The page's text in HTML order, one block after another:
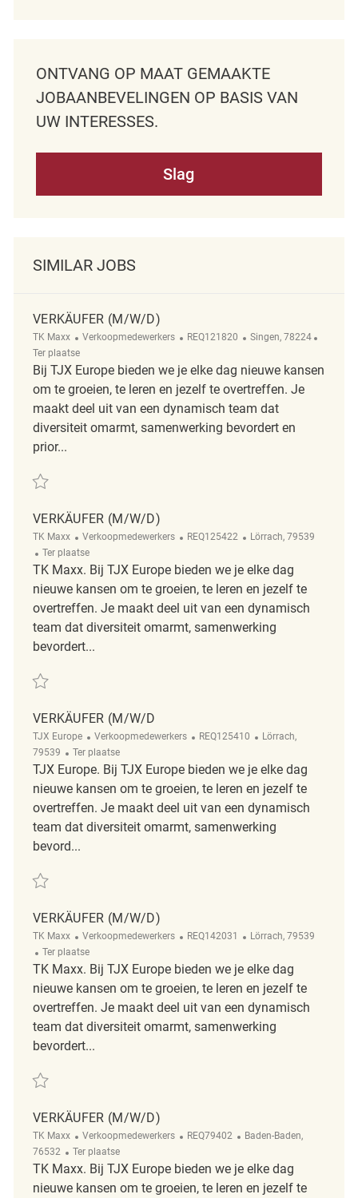
ONTVANG OP MAAT GEMAAKTE
JOBAANBEVELINGEN OP BASIS VAN
UW INTERESSES.
Slag
SIMILAR JOBS
VERKÄUFER (M/W/D)
TK Maxx Categorie
Verkoopmedewerkers ReqId
REQ121820 Plaats
Singen, 78224
Ter plaatse
Bij TJX Europe bieden we je elke dag nieuwe kansen
om te groeien, te leren en jezelf te overtreffen. Je
maakt deel uit van een dynamisch team dat
diversiteit omarmt, samenwerking bevordert en
prior...
Redden Verkäufer (m/w/d) REQ121820
VERKÄUFER (M/W/D)
TK Maxx Categorie
Verkoopmedewerkers ReqId
REQ125422 Plaats
Lörrach, 79539
Afgelegen
Ter plaatse
TK Maxx. Bij TJX Europe bieden we je elke dag
nieuwe kansen om te groeien, te leren en jezelf te
overtreffen. Je maakt deel uit van een dynamisch
team dat diversiteit omarmt, samenwerking
bevordert...
Redden Verkäufer (m/w/d) REQ125422
VERKÄUFER (M/W/D
TJX Europe Categorie
Verkoopmedewerkers ReqId
REQ125410 Plaats
Lörrach,
79539
Afgelegen
Ter plaatse
TJX Europe. Bij TJX Europe bieden we je elke dag
nieuwe kansen om te groeien, te leren en jezelf te
overtreffen. Je maakt deel uit van een dynamisch
team dat diversiteit omarmt, samenwerking
bevord...
Redden Verkäufer (m/w/d REQ125410
VERKÄUFER (M/W/D)
TK Maxx Categorie
Verkoopmedewerkers ReqId
REQ142031 Plaats
Lörrach, 79539
Afgelegen
Ter plaatse
TK Maxx. Bij TJX Europe bieden we je elke dag
nieuwe kansen om te groeien, te leren en jezelf te
overtreffen. Je maakt deel uit van een dynamisch
team dat diversiteit omarmt, samenwerking
bevordert...
Redden Verkäufer (m/w/d) REQ142031
VERKÄUFER (M/W/D)
TK Maxx Categorie
Verkoopmedewerkers ReqId
REQ79402 Plaats
Baden-Baden,
76532
Afgelegen
Ter plaatse
TK Maxx. Bij TJX Europe bieden we je elke dag
nieuwe kansen om te groeien, te leren en jezelf te